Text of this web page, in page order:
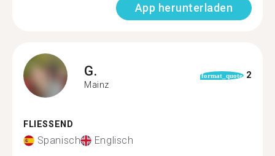
App herunterladen
G.
Mainz
format_quote 2
FLIESSEND
Spanisch Englisch